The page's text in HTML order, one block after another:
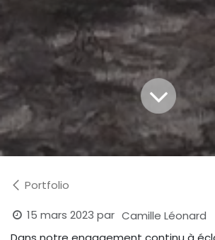
Portfolio
15 mars 2023 par Camille Léonard